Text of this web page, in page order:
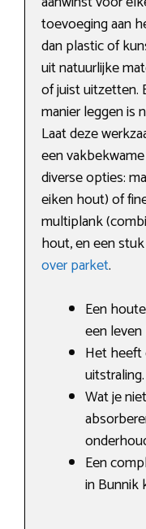
toevoeging aan
dan plastic of
uit natuurlijke
of juist uitzetten.
manier leggen is
Laat deze
een
diverse opties:
eiken hout) of
multiplank
hout, en een
over parket.
Een
een
Het heeft
uitstraling.
Wat je
Een
in Bunnik